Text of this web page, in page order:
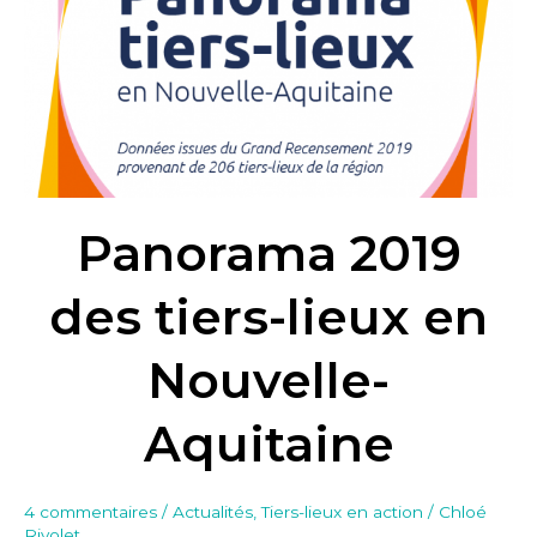
Panorama 2019
des tiers-lieux en
Nouvelle-
Aquitaine
4 commentaires / Actualités ,Tiers-lieux en action / Chloé
tiers-
lieux
Nouvelle-
Aquitaine